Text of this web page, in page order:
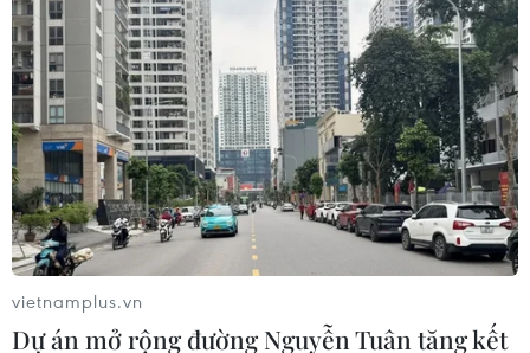
Hình ảnh lễ bế mạc hoành tráng
vietnamplus.vn
Dự án mở rộng đường Nguyễn Tuân tăng kết